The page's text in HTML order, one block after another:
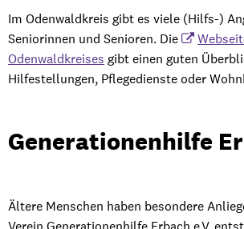
Senioren
Im Odenwaldkreis gibt es viele (Hilfs-)
Seniorinnen und Senioren. Die
Odenwaldkreises gibt einen guten
Hilfestellungen, Pflegedienste oder
Generationenhilfe
Ältere Menschen haben besondere
Verein Generationenhilfe Erbach e.V.